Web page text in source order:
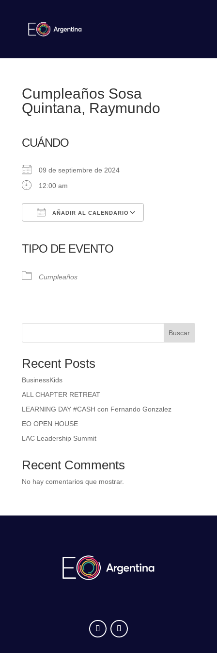
Cumpleaños Sosa
Quintana, Raymundo
CUÁNDO
09 de septiembre de 2024
12:00 am
AÑADIR AL CALENDARIO
TIPO DE EVENTO
Cumpleaños
Buscar
Recent Posts
BusinessKids
ALL CHAPTER RETREAT
LEARNING DAY #CASH con Fernando Gonzalez
EO OPEN HOUSE
LAC Leadership Summit
Recent Comments
No hay comentarios que mostrar.